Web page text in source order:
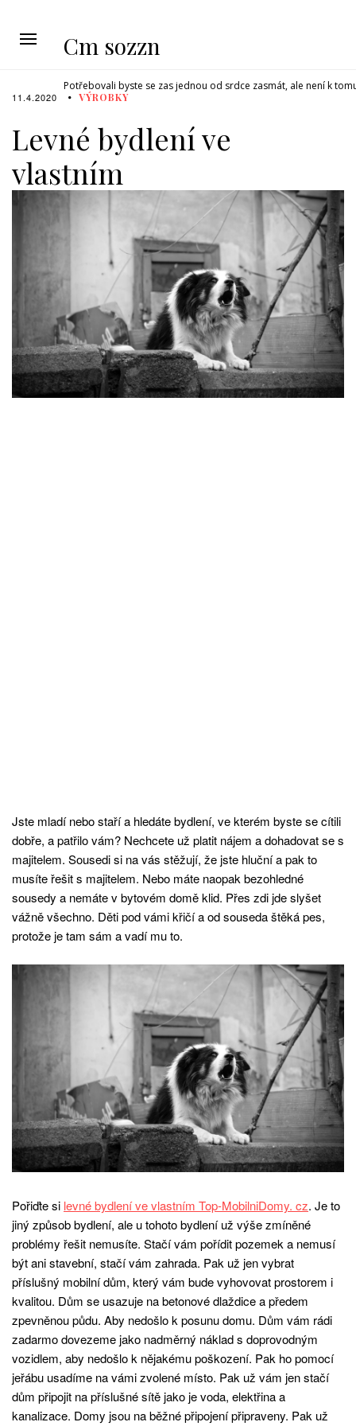
Cm sozzn
Potřebovali byste se zas jednou od srdce zasmát, ale není k
11.4.2020 VÝROBKY
Levné bydlení ve
vlastním
Jste mladí nebo staří a hledáte bydlení, ve kterém byste se cítili
dobře, a patřilo vám? Nechcete už platit nájem a dohadovat se s
majitelem. Sousedi si na vás stěžují, že jste hluční a pak to
musíte řešit s majitelem. Nebo máte naopak bezohledné
sousedy a nemáte v bytovém domě klid. Přes zdi jde slyšet
vážně všechno. Děti pod vámi křičí a od souseda štěká pes,
protože je tam sám a vadí mu to.
Pořiďte si levné bydlení ve vlastním Top-MobilniDomy. cz. Je to
jiný způsob bydlení, ale u tohoto bydlení už výše zmíněné
problémy řešit nemusíte. Stačí vám pořídit pozemek a nemusí
být ani stavební, stačí vám zahrada. Pak už jen vybrat
příslušný mobilní dům, který vám bude vyhovovat prostorem i
kvalitou. Dům se usazuje na betonové dlaždice a předem
zpevněnou půdu. Aby nedošlo k posunu domu. Dům vám rádi
zadarmo dovezeme jako nadměrný náklad s doprovodným
vozidlem, aby nedošlo k nějakému poškození. Pak ho pomocí
jeřábu usadíme na vámi zvolené místo. Pak už vám jen stačí
dům připojit na příslušné sítě jako je voda, elektřina a
kanalizace. Domy jsou na běžné připojení připraveny. Pak už